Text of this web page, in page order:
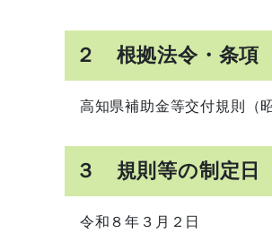
２ 根拠法令・条項
高知県補助金等交付規則（
３ 規則等の制定日
令和８年３月２日